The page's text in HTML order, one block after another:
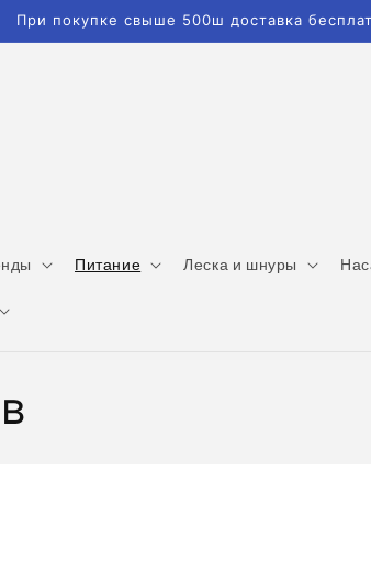
При покупке свыше 500ш доставка
Питание Леска и шнуры